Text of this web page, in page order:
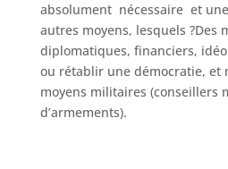
absolument nécessaire et
autres moyens, lesquels ?Des
diplomatiques, financiers,
ou rétablir une démocratie, et
moyens militaires (conseillers
d’armements).